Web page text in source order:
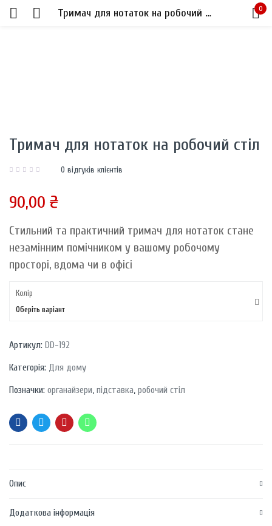
Тримач для нотаток на робочий стіл 0
Тримач для нотаток на робочий стіл
0 відгуків клієнтів
90,00 ₴
Стильний та практичний тримач для нотаток стане
незамінним помічником у вашому робочому
просторі, вдома чи в офісі
Колір
Оберіть варіант
Артикул: DD-192
Категорія: Для дому
Позначки: органайзери, підставка, робочий стіл
Опис
Додаткова інформація
Remember me Lost password?